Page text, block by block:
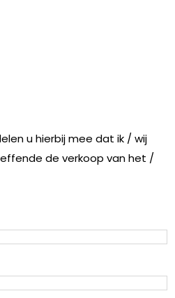
u hierbij mee datik / wij
de verkoop vanhet /